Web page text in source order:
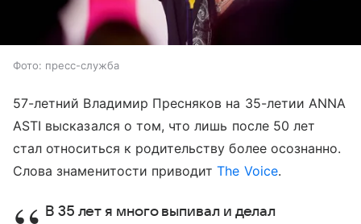
Фото: пресс-служба
57-летний Владимир Пресняков на 35-летии ANNA
ASTI высказался о том, что лишь после 50 лет
стал относиться к родительству более осознанно.
Слова знаменитости приводитThe Voice.
В 35 лет я много выпивал и делал